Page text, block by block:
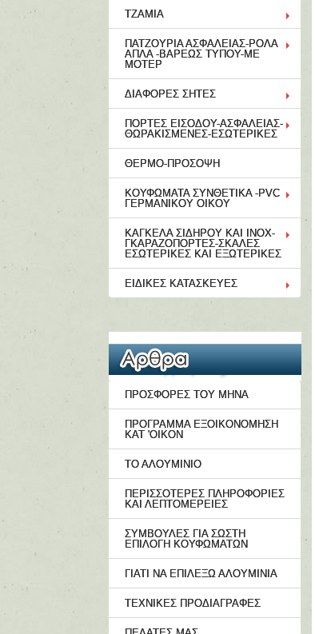
ΤΖΑΜΙΑ
ΠΑΤΖΟΥΡΙΑ ΑΣΦΑΛΕΙΑΣ-ΡΟΛΑ
ΑΠΛΑ -ΒΑΡΕΩΣ ΤΥΠΟΥ-ΜΕ
ΜΟΤΕΡ
ΔΙΑΦΟΡΕΣ ΣΗΤΕΣ
ΠΟΡΤΕΣ ΕΙΣΟΔΟΥ-ΑΣΦΑΛΕΙΑΣ-
ΘΩΡΑΚΙΣΜΕΝΕΣ-ΕΣΩΤΕΡΙΚΕΣ
ΘΕΡΜΟ-ΠΡΟΣΟΨΗ
ΚΟΥΦΩΜΑΤΑ ΣΥΝΘΕΤΙΚΑ -PVC
ΓΕΡΜΑΝΙΚΟΥ ΟΙΚΟΥ
ΚΑΓΚΕΛΑ ΣΙΔΗΡΟΥ ΚΑΙ ΙΝΟΧ-
ΓΚΑΡΑΖΟΠΟΡΤΕΣ-ΣΚΑΛΕΣ
ΕΣΩΤΕΡΙΚΕΣ ΚΑΙ ΕΞΩΤΕΡΙΚΕΣ
ΕΙΔΙΚΕΣ ΚΑΤΑΣΚΕΥΕΣ
ΠΡΟΣΦΟΡΕΣ ΤΟΥ ΜΗΝΑ
ΠΡΟΓΡΑΜΜΑ ΕΞΟΙΚΟΝΟΜΗΣΗ
ΚΑΤ 'ΟΙΚΟΝ
ΤΟ ΑΛΟΥΜΙΝΙΟ
ΠΕΡΙΣΣΟΤΕΡΕΣ ΠΛΗΡΟΦΟΡΙΕΣ
ΚΑΙ ΛΕΠΤΟΜΕΡΕΙΕΣ
ΣΥΜΒΟΥΛΕΣ ΓΙΑ ΣΩΣΤΗ
ΕΠΙΛΟΓΗ ΚΟΥΦΩΜΑΤΩΝ
ΓΙΑΤΙ ΝΑ ΕΠΙΛΕΞΩ ΑΛΟΥΜΙΝΙΑ
ΤΕΧΝΙΚΕΣ ΠΡΟΔΙΑΓΡΑΦΕΣ